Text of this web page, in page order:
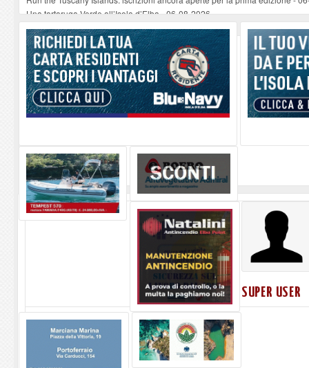
Una tartaruga Verde all’Isola d’Elba-06-08-2026
Furgone in fiamme a Capoliveri, illeso il conducente-06-08-2026
Campo: chiusura della biblioteca comunale in occasione del Santo Patrono
A Carpani si apre la Festa di Liberazione: il programma della prima serata-
SUPER USER